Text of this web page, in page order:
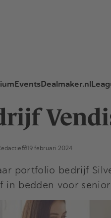
EventsDealmaker.nl
19 februari 2024
portfolio bedrijf
in bedden voor